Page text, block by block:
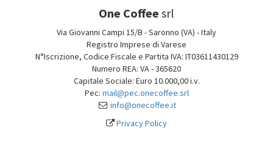
One Coffee srl
Via Giovanni Campi 15/B - Saronno (VA) - Italy
Registro Imprese di Varese
N°Iscrizione, Codice Fiscale e Partita IVA: IT03611430129
Numero REA: VA - 365620
Capitale Sociale: Euro 10.000,00 i.v.
Pec: mail@pec.onecoffee.srl
info@onecoffee.it
Privacy Policy